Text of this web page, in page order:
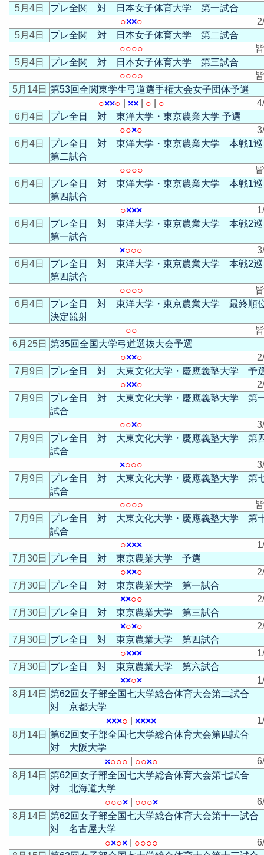
5月4日
プレ全関 対 日本女子体育大学 第一試合
○××○
5月4日
プレ全関 対 日本女子体育大学 第二試合
○○○○
5月4日
プレ全関 対 日本女子体育大学 第三試合
○○○○
5月14日 第53回全関東学生弓道選手権大会女子団体予選
○××○ ××| ○ ○
6月4日
プレ全日 対 東洋大学・東京農業大学 予選
○○×○
6月4日
プレ全日 対 東洋大学・東京農業大学 本戦1巡
第二試合
○○○○
6月4日
プレ全日 対 東洋大学・東京農業大学 本戦1巡
第四試合
○×××
6月4日
プレ全日 対 東洋大学・東京農業大学 本戦2巡
第一試合
×○○○
6月4日
プレ全日 対 東洋大学・東京農業大学 本戦2巡
第四試合
○○○○
6月4日
プレ全日 対 東洋大学・東京農業大学 最終順
決定競射
○○
6月25日 第35回全国大学弓道選抜大会予選
○××○
7月9日
プレ全日 対 大東文化大学・慶應義塾大学 予
○××○
7月9日
プレ全日 対 大東文化大学・慶應義塾大学 第
試合
○○×○
7月9日
プレ全日 対 大東文化大学・慶應義塾大学 第
試合
×○○○
7月9日
プレ全日 対 大東文化大学・慶應義塾大学 第
試合
○○○○
7月9日
プレ全日 対 大東文化大学・慶應義塾大学 第
試合
○×××
7月30日 プレ全日 対 東京農業大学 予選
○××○
7月30日 プレ全日 対 東京農業大学 第一試合
××○○
7月30日 プレ全日 対 東京農業大学 第三試合
×○×○
7月30日 プレ全日 対 東京農業大学 第四試合
○×××
7月30日 プレ全日 対 東京農業大学 第六試合
××○×
8月14日 第62回女子部全国七大学総合体育大会第二試合
対 京都大学
×××○ ××××
8月14日 第62回女子部全国七大学総合体育大会第四試合
対 大阪大学
×○○○ ○○×○
8月14日 第62回女子部全国七大学総合体育大会第七試合
対 北海道大学
○○○×| ○○○×
8月14日 第62回女子部全国七大学総合体育大会第十一試
対 名古屋大学
○×○×| ○○○○